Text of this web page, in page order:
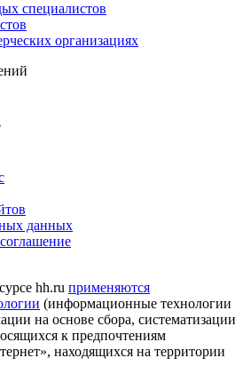
специалистов
организациях
данных
hh.ru применяются
(информационные технологии
на основе сбора, систематизации
к предпочтениям
находящихся на территории